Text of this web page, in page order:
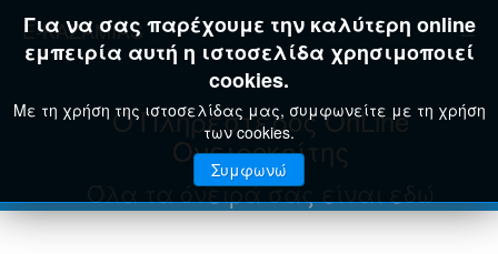
E-KAZAMIAS
Για να σας παρέχουμε την καλύτερη online
εμπειρία αυτή η ιστοσελίδα χρησιμοποιεί
cookies.
Με τη χρήση της ιστοσελίδας μας, συμφωνείτε με τη χρήση
των cookies.
Συμφωνώ
Ο Πληρέστερος OnLine
Ονειροκρίτης
Όλα τα όνειρά σας είναι εδώ